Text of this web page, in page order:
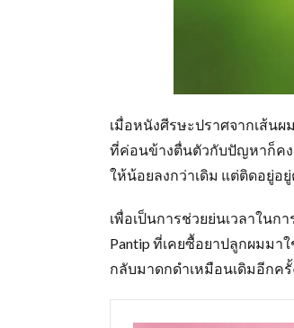
เมื่อหนังศีรษะปราศจากเส้น
ที่ค่อนข้างตื่นตัวกับปัญหาก็คง
ให้น้อยลงกว่าเดิม แต่ติดอยู่อ
เพื่อเป็นการช่วยย่นเวลาใน
Pantip ที่เคยซื้อยาปลูกผมมา
กลับมาดกดำเหมือนเดิมอีกค